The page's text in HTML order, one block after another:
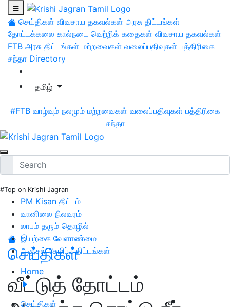
செய்திகள் விவசாய தகவல்கள் அரசு திட்டங்கள்
தோட்டக்கலை கால்நடை வெற்றிக் கதைகள் விவசாய தகவல்கள்
FTB அரசு திட்டங்கள் மற்றவைகள் வலைப்பதிவுகள் பத்திரிகை
சந்தா Directory
தமிழ்
#FTB வாழ்வும் நலமும் மற்றவைகள் வலைப்பதிவுகள் பத்திரிகை
சந்தா
#Top on Krishi Jagran
PM Kisan திட்டம்
வானிலை நிலவரம்
லாபம் தரும் தொழில்
இயற்கை வேளாண்மை
அஞ்சல் சேமிப்பு திட்டங்கள்
Home
செய்திகள்
செய்திகள்
வீட்டுத் தோட்டம்